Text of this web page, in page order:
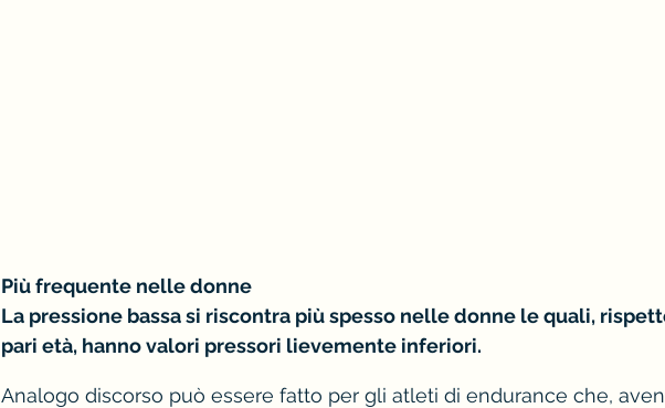
Più frequente nelle donne
La pressione bassa si riscontra più spesso nelle donne le quali,
pari età, hanno valori pressori lievemente inferiori.
Analogo discorso può essere fatto per gli atleti di endurance che,